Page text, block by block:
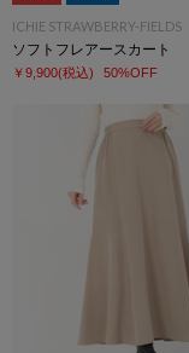
ICHIE STRAWBERRY-FIELDS
ソフトフレアースカート
￥9,900(税込) 50%OFF